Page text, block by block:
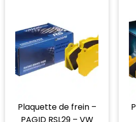
Plaquette de frein –
PAGID RSL29 – VW